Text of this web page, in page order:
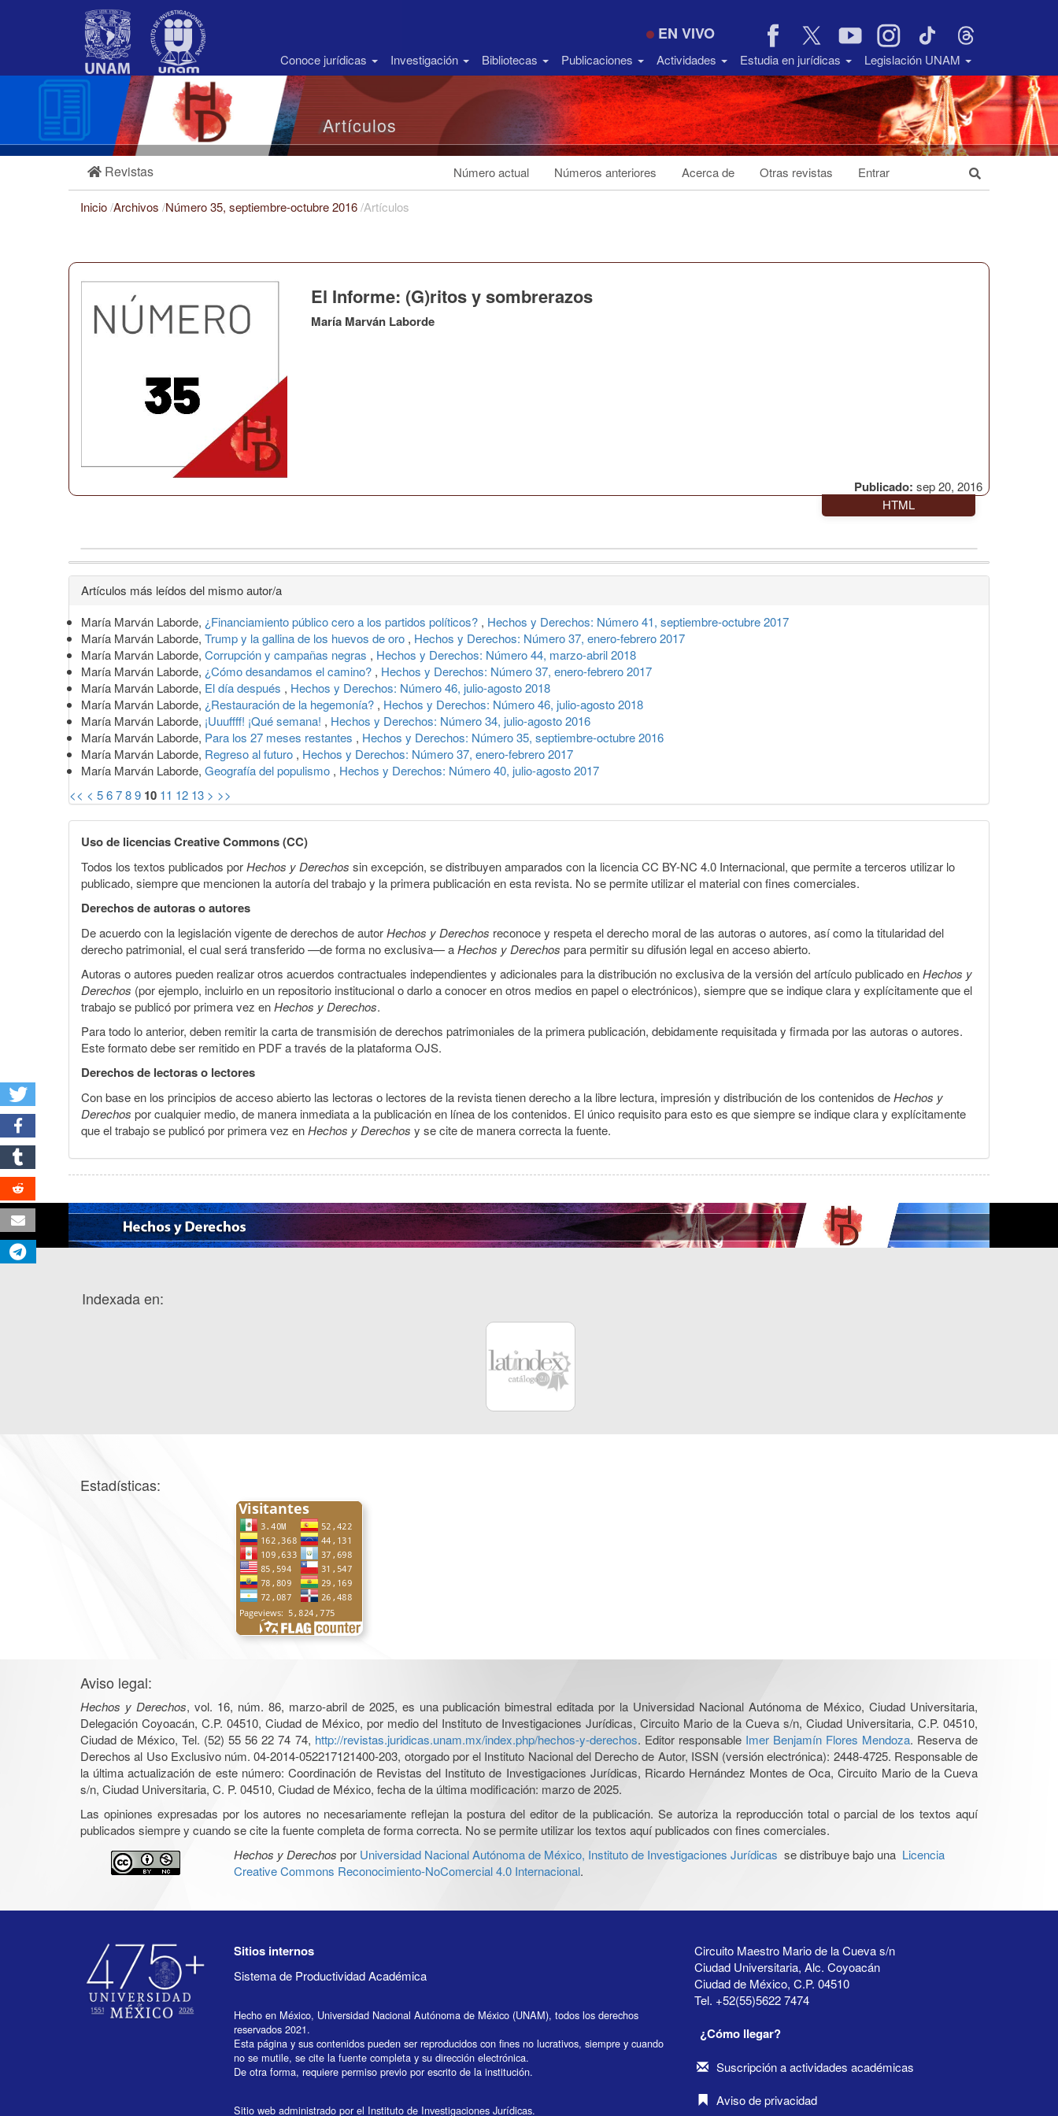
Barra
EN VIVO
Conoce jurídicas Investigación Bibliotecas Publicaciones Actividades Estudia en jurídicas Legislación UNAM
Artículos
Revistas Número actual Números anteriores Acerca de Otras revistas Entrar
Inicio/Archivos /Número 35, septiembre-octubre 2016/Artículos
Publicado: sep 20, 2016
El Informe: (G)ritos y sombrerazos
María Marván Laborde
HTML
Detalles
del
artículo
Artículos más leídos del mismo autor/a
María Marván Laborde, ¿Financiamiento público cero a los partidos políticos? , Hechos y Derechos: Número 41, septiembre-octubre 2017
María Marván Laborde, Trump y la gallina de los huevos de oro , Hechos y Derechos: Número 37, enero-febrero 2017
María Marván Laborde, Corrupción y campañas negras , Hechos y Derechos: Número 44, marzo-abril 2018
María Marván Laborde, ¿Cómo desandamos el camino? , Hechos y Derechos: Número 37, enero-febrero 2017
María Marván Laborde, El día después , Hechos y Derechos: Número 46, julio-agosto 2018
María Marván Laborde, ¿Restauración de la hegemonía? , Hechos y Derechos: Número 46, julio-agosto 2018
María Marván Laborde, ¡Uuuffff! ¡Qué semana! , Hechos y Derechos: Número 34, julio-agosto 2016
María Marván Laborde, Para los 27 meses restantes , Hechos y Derechos: Número 35, septiembre-octubre 2016
María Marván Laborde, Regreso al futuro , Hechos y Derechos: Número 37, enero-febrero 2017
María Marván Laborde, Geografía del populismo , Hechos y Derechos: Número 40, julio-agosto 2017
<< < 56789 10 11 12 13 > >>
Uso de licencias Creative Commons (CC)
Todos los textos publicados porHechos y Derechos sin excepción, se distribuyen amparados con la licencia CC BY-NC 4.0 Internacional, que permite a terceros utilizar lo
publicado, siempre que mencionen la autoría del trabajo y la primera publicación en esta revista. No se permite utilizar el material con fines comerciales.
Derechos de autoras o autores
De acuerdo con la legislación vigente de derechos de autorHechos y Derechos reconoce y respeta el derecho moral de las autoras o autores, así como la titularidad del
derecho patrimonial, el cual será transferido —de forma no exclusiva— aHechos y Derechos para permitir su difusión legal en acceso abierto.
Autoras o autores pueden realizar otros acuerdos contractuales independientes y adicionales para la distribución no exclusiva de la versión del artículo publicado enHechos y
Derechos (por ejemplo, incluirlo en un repositorio institucional o darlo a conocer en otros medios en papel o electrónicos), siempre que se indique clara y explícitamente que el
trabajo se publicó por primera vez enHechos y Derechos.
Para todo lo anterior, deben remitir la carta de transmisión de derechos patrimoniales de la primera publicación, debidamente requisitada y firmada por las autoras o autores.
Este formato debe ser remitido en PDF a través de la plataforma OJS.
Derechos de lectoras o lectores
Con base en los principios de acceso abierto las lectoras o lectores de la revista tienen derecho a la libre lectura, impresión y distribución de los contenidos deHechos y
Derechos por cualquier medio, de manera inmediata a la publicación en línea de los contenidos. El único requisito para esto es que siempre se indique clara y explícitamente
que el trabajo se publicó por primera vez enHechos y Derechos y se cite de manera correcta la fuente.
Indexada en:
Estadísticas:
Aviso legal:
Hechos y Derechos, vol. 16, núm. 86, marzo-abril de 2025, es una publicación bimestral editada por la Universidad Nacional Autónoma de México, Ciudad Universitaria,
Delegación Coyoacán, C.P. 04510, Ciudad de México, por medio del Instituto de Investigaciones Jurídicas, Circuito Mario de la Cueva s/n, Ciudad Universitaria, C.P. 04510,
Ciudad de México, Tel. (52) 55 56 22 74 74, http://revistas.juridicas.unam.mx/index.php/hechos-y-derechos. Editor responsable Imer Benjamín Flores Mendoza. Reserva de
Derechos al Uso Exclusivo núm. 04-2014-052217121400-203, otorgado por el Instituto Nacional del Derecho de Autor, ISSN (versión electrónica): 2448-4725. Responsable de
la última actualización de este número: Coordinación de Revistas del Instituto de Investigaciones Jurídicas, Ricardo Hernández Montes de Oca, Circuito Mario de la Cueva
s/n, Ciudad Universitaria, C. P. 04510, Ciudad de México, fecha de la última modificación: marzo de 2025.
Las opiniones expresadas por los autores no necesariamente reflejan la postura del editor de la publicación. Se autoriza la reproducción total o parcial de los textos aquí
publicados siempre y cuando se cite la fuente completa de forma correcta. No se permite utilizar los textos aquí publicados con fines comerciales.
Hechos y Derechos por Universidad Nacional Autónoma de México, Instituto de Investigaciones Jurídicas se distribuye bajo una Licencia
Creative Commons Reconocimiento-NoComercial 4.0 Internacional.
Sitios internos
Sistema de Productividad Académica
Hecho en México, Universidad Nacional Autónoma de México (UNAM), todos los derechos
reservados 2021.
Esta página y sus contenidos pueden ser reproducidos con fines no lucrativos, siempre y cuando
no se mutile, se cite la fuente completa y su dirección electrónica.
De otra forma, requiere permiso previo por escrito de la institución.
Sitio web administrado por el Instituto de Investigaciones Jurídicas.
Circuito Maestro Mario de la Cueva s/n
Ciudad Universitaria, Alc. Coyoacán
Ciudad de México, C.P. 04510
Tel. +52(55)5622 7474
¿Cómo llegar?
Suscripción a actividades académicas
Aviso de privacidad